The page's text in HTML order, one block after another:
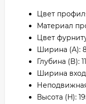
Цвет
Материал
Цвет
Ширина (A):
Глубина (B):
Ширина
Высота (H):